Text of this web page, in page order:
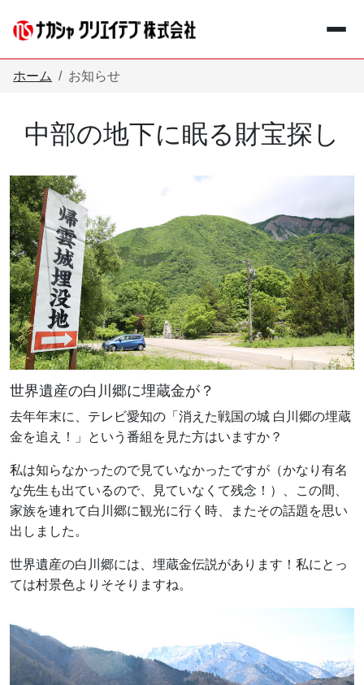
事業紹介 Business +
企業情報Company
お知らせ Information
採用情報 Recruit
日本語 English 繁體中文 简体中文 Tiếng Việt
ホーム お知らせ
中部の地下に眠る財宝探し
世界遺産の白川郷に埋蔵金が？
去年年末に、テレビ愛知の「消えた戦国の城 白川郷の埋蔵
金を追え！」という番組を見た方はいますか？
私は知らなかったので見ていなかったですが（かなり有名
な先生も出ているので、見ていなくて残念！）、この間、
家族を連れて白川郷に観光に行く時、またその話題を思い
出しました。
世界遺産の白川郷には、埋蔵金伝説があります！私にとっ
ては村景色よりそそりますね。